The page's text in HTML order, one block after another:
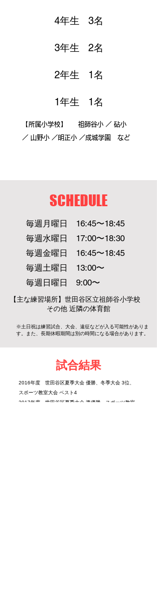
4年生 3名
3年生 2名
2年生 1名
1年生 1名
​【所属小学校】 祖師谷小 ／ 砧小
／ 山野小 ／明正小 ／成城学園 など
SCHEDULE
毎週月曜日 16:45〜18:45
毎週水曜日 17:00〜18:30
毎週金曜日 16:45〜18:45
毎週土曜日 13:00〜
毎週日曜日 9:00〜
【主な練習場所】世田谷区立祖師谷小学校
その他 近隣の体育館
※土日祝は練習試合、大会、遠征などが入る可能性がありま
す。また、長期休暇期間は別の時間になる場合があります。
試合結果
2016年度 世田谷区夏季大会 優勝、冬季大会 3位、
スポーツ教室大会 ベスト4
2017年度 世田谷区夏季大会 準優勝、スポーツ教室